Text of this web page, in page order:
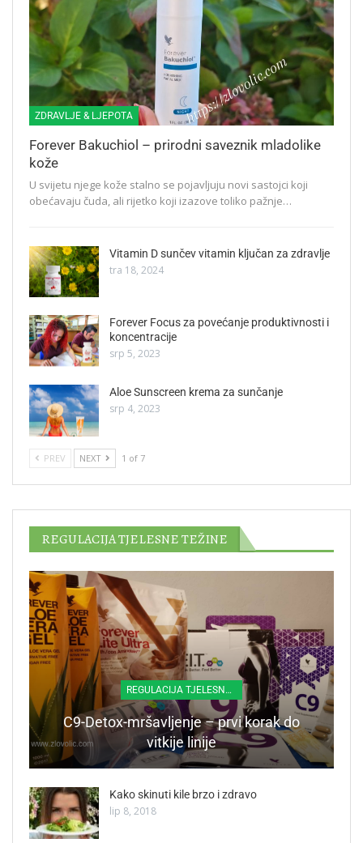
ZDRAVLJE & LJEPOTA
Forever Bakuchiol – prirodni saveznik mladolike
kože
U svijetu njege kože stalno se pojavljuju novi sastojci koji
obećavaju čuda, ali rijetko koji izazove toliko pažnje…
Vitamin D sunčev vitamin ključan za zdravlje
tra 18, 2024
Forever Focus za povećanje produktivnosti i
koncentracije
srp 5, 2023
Aloe Sunscreen krema za sunčanje
srp 4, 2023
PREV NEXT 1 of 7
REGULACIJA TJELESNE TEŽINE
REGULACIJA TJELESNE TEŽINE
C9-Detox-mršavljenje – prvi korak do
vitkije linije
Kako skinuti kile brzo i zdravo
lip 8, 2018